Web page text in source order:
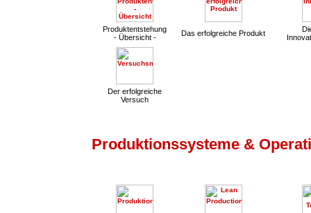
Produktentstehung
- Übersicht -
Das erfolgreiche Produkt
Der erfolgreiche
Versuch
Produktionssysteme &